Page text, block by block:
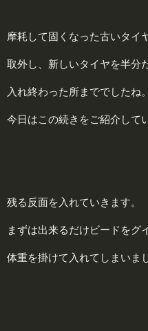
摩耗して固くなった古いタイ
取外し、新しいタイヤを半分
入れ終わった所まででしたね。
今日はこの続きをご紹介して
残る反面を入れていきます。
まずは出来るだけビードをグ
体重を掛けて入れてしまいま